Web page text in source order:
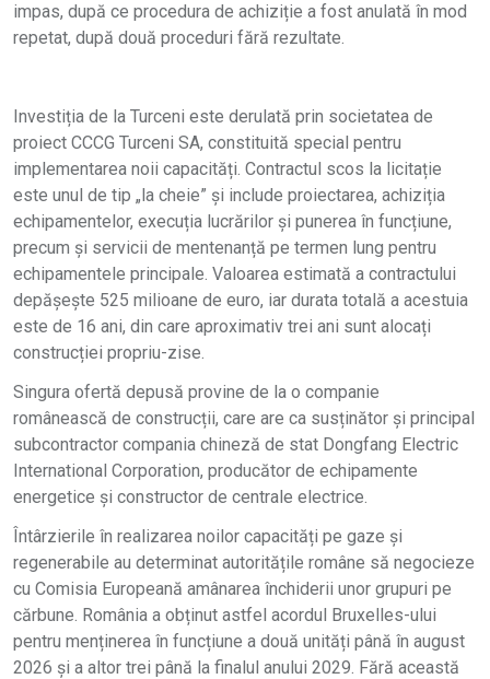
impas, după ce procedura de achiziție a fost anulată în mod
repetat, după două proceduri fără rezultate.
Investiția de la Turceni este derulată prin societatea de
proiect CCCG Turceni SA, constituită special pentru
implementarea noii capacități. Contractul scos la licitație
este unul de tip „la cheie” și include proiectarea, achiziția
echipamentelor, execuția lucrărilor și punerea în funcțiune,
precum și servicii de mentenanță pe termen lung pentru
echipamentele principale. Valoarea estimată a contractului
depășește 525 milioane de euro, iar durata totală a acestuia
este de 16 ani, din care aproximativ trei ani sunt alocați
construcției propriu-zise.
Singura ofertă depusă provine de la o companie
românească de construcții, care are ca susținător și principal
subcontractor compania chineză de stat Dongfang Electric
International Corporation, producător de echipamente
energetice și constructor de centrale electrice.
Întârzierile în realizarea noilor capacități pe gaze și
regenerabile au determinat autoritățile române să negocieze
cu Comisia Europeană amânarea închiderii unor grupuri pe
cărbune. România a obținut astfel acordul Bruxelles-ului
pentru menținerea în funcțiune a două unități până în august
2026 și a altor trei până la finalul anului 2029. Fără această